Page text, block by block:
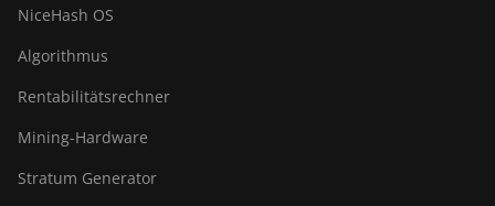
NiceHash OS
Algorithmus
Rentabilitätsrechner
Mining-Hardware
Stratum Generator